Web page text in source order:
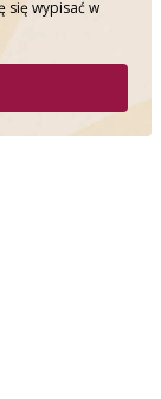
się wypisać w